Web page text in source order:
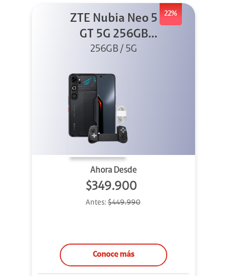
22%
ZTE Nubia Neo 5
GT 5G 256GB
Negro + GPAD +
256GB / 5G
Ahora Desde
$349.900
Antes:$449.990
Conoce más